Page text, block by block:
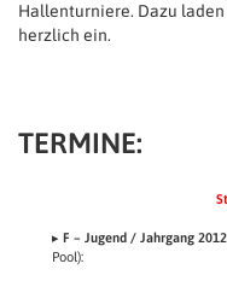
Hallenturniere. Dazu
herzlich ein.
TERMINE:
▸ F – Jugend / Jahrgang 2012
Pool):